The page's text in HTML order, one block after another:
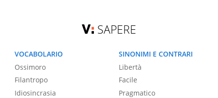
SAPERE
VOCABOLARIO
Ossimoro
Filantropo
Idiosincrasia
SINONIMI E CONTRARI
Libertà
Facile
Pragmatico